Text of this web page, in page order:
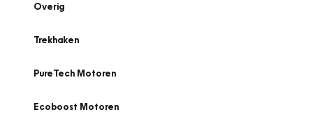
Overig
Trekhaken
PureTech Motoren
Ecoboost Motoren